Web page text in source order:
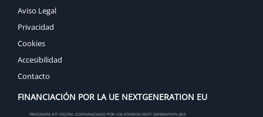
Aviso Legal
Privacidad
Cookies
Accesibilidad
Contacto
FINANCIACIÓN POR LA UE NEXTGENERATION EU